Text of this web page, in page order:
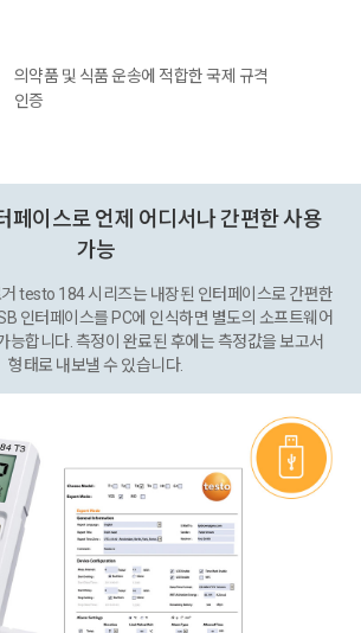
의약품 및 식품 운송에 적합한 국제 규격
인증
페이스로 언제 어디서나 간편한 사용
가능
testo 184 시리즈는 내장된 인터페이스로 간편한
인터페이스를 PC에 인식하면 별도의 소프트웨어
능합니다. 측정이 완료된 후에는 측정값을 보고서
형태로 내보낼 수 있습니다.